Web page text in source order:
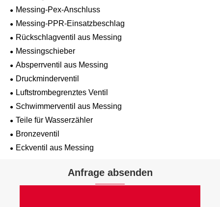
Messing-Pex-Anschluss
Messing-PPR-Einsatzbeschlag
Rückschlagventil aus Messing
Messingschieber
Absperrventil aus Messing
Druckminderventil
Luftstrombegrenztes Ventil
Schwimmerventil aus Messing
Teile für Wasserzähler
Bronzeventil
Eckventil aus Messing
Anfrage absenden